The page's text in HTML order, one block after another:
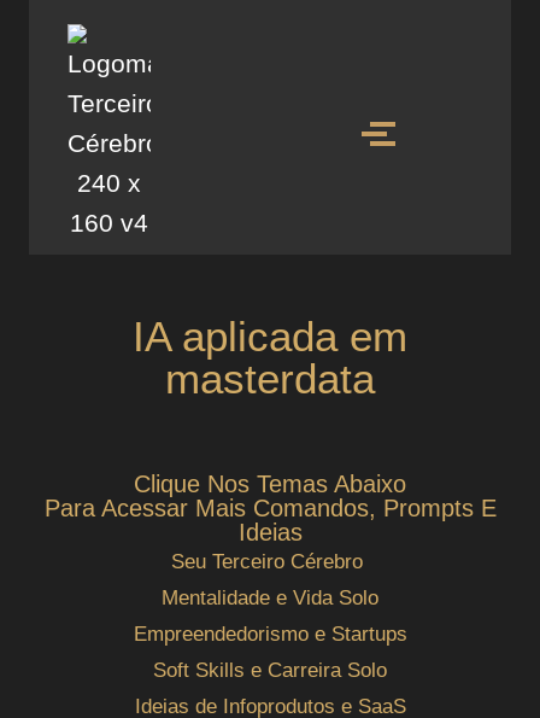
IA aplicada em
masterdata
Clique Nos Temas Abaixo
Para Acessar Mais Comandos, Prompts E
Ideias
Seu Terceiro Cérebro
Mentalidade e Vida Solo
Empreendedorismo e Startups
Soft Skills e Carreira Solo
Ideias de Infoprodutos e SaaS